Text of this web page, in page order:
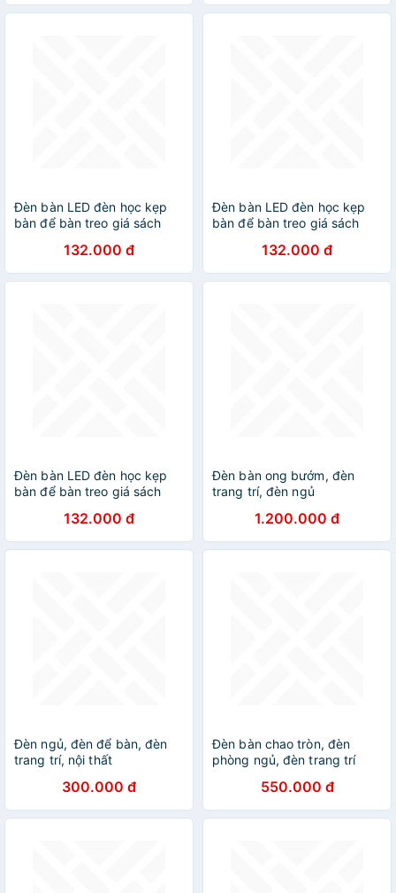
Đèn bàn LED đèn học kẹp
bàn để bàn treo giá sách
bảo vệ mắt tiết kiệm điện
chống ánh sáng xanh -
Hàng chính hãng
132.000 đ
Đèn bàn LED đèn học kẹp
bàn để bàn treo giá sách
bảo vệ mắt tiết kiệm điện
chống ánh sáng xanh -
Hàng chính hãng
132.000 đ
Đèn bàn LED đèn học kẹp
bàn để bàn treo giá sách
bảo vệ mắt tiết kiệm điện
chống ánh sáng xanh -
Hàng chính hãng
132.000 đ
Đèn bàn ong bướm, đèn
trang trí, đèn ngủ
1.200.000 đ
Đèn ngủ, đèn để bàn, đèn
trang trí, nội thất
300.000 đ
Đèn bàn chao tròn, đèn
phòng ngủ, đèn trang trí
550.000 đ